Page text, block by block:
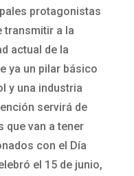
protagonistas
transmitir a la
actual de la
ya un pilar básico
y una industria
servirá de
que van a tener
con el Día
el 15 de junio,